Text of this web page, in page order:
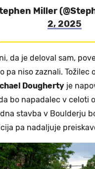
Miller
2, 2025
da je deloval sam,
pa niso zaznali. Tožilec
Dougherty je
bo napadalec v celoti
stavba v Boulderju
pa nadaljuje